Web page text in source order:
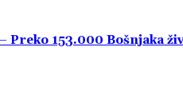
Preko 153.000 Bošnjaka